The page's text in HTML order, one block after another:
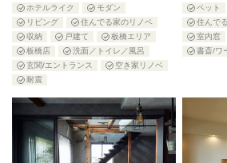
ホテルライク
モダン
リビング
住んでる家のリノベ
収納
戸建て
板橋エリア
板橋店
洗面／トイレ／風呂
玄関/エントランス
空き家リノベ
耐震
ペット
住んで
室内窓
書斎/ワ